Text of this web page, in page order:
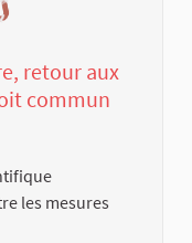
retour aux
commun
les mesures